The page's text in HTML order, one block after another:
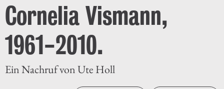
Cornelia Vismann,
1961-2010.
Ein Nachruf von Ute Holl